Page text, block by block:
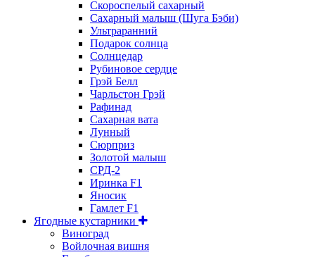
Скороспелый сахарный
Сахарный малыш (Шуга Бэби)
Ультраранний
Подарок солнца
Солнцедар
Рубиновое сердце
Грэй Белл
Чарльстон Грэй
Рафинад
Сахарная вата
Лунный
Сюрприз
Золотой малыш
СРД-2
Иринка F1
Яносик
Гамлет F1
Ягодные кустарники
Виноград
Войлочная вишня